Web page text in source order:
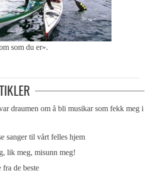
som du er».
draumen om å bli musikar som fekk meg i
sanger til vårt felles hjem
lik meg, misunn meg!
de beste